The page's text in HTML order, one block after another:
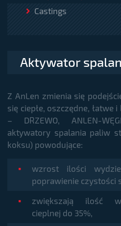
Castings
Aktywator
Z AnLen zmienia się
się ciepłe, oszczędne, łatwe
– DRZEWO, ANLEN-
aktywatory spalania paliw
koksu) powodujące:
wzrost ilości
poprawienie czystości
zwiększają ilość
cieplnej do 35%,